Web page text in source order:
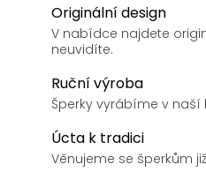
Originální design
V nabídce najdete
neuvidíte.
Ruční výroba
Šperky vyrábíme v naší
Úcta k tradici
Věnujeme se šperkům